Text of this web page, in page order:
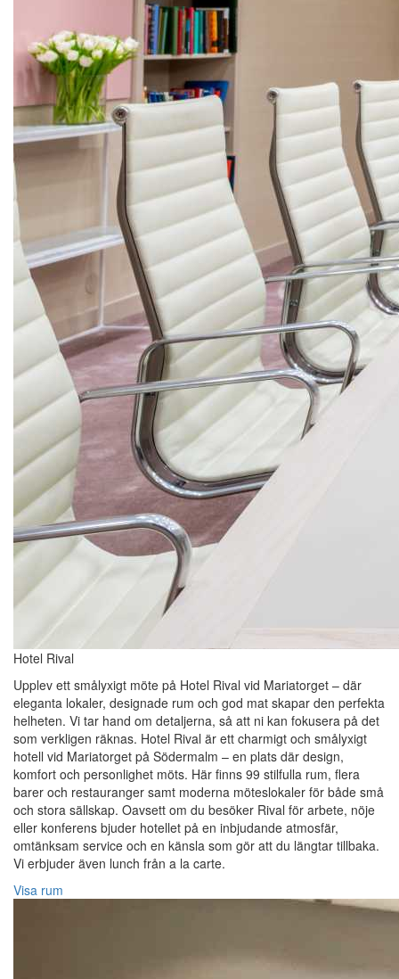
Hotel Rival
Upplev ett smålyxigt möte på Hotel Rival vid Mariatorget – där
eleganta lokaler, designade rum och god mat skapar den perfekta
helheten. Vi tar hand om detaljerna, så att ni kan fokusera på det
som verkligen räknas. Hotel Rival är ett charmigt och smålyxigt
hotell vid Mariatorget på Södermalm – en plats där design,
komfort och personlighet möts. Här finns 99 stilfulla rum, flera
barer och restauranger samt moderna möteslokaler för både små
och stora sällskap. Oavsett om du besöker Rival för arbete, nöje
eller konferens bjuder hotellet på en inbjudande atmosfär,
omtänksam service och en känsla som gör att du längtar tillbaka.
Vi erbjuder även lunch från a la carte.
Visa rum